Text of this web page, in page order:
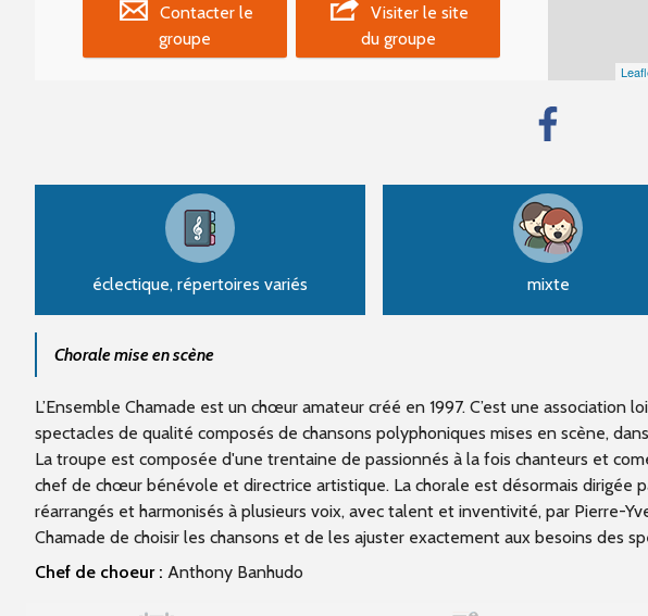
Contacter le
groupe
Visiter le site
du groupe
éclectique, répertoires variés mixte
Chorale mise en scène
L’Ensemble Chamade est un chœur amateur créé en 1997. C’est une association
spectacles de qualité composés de chansons polyphoniques mises en scène,
La troupe est composée d'une trentaine de passionnés à la fois chanteurs et
chef de chœur bénévole et directrice artistique. La chorale est désormais dirigée
réarrangés et harmonisés à plusieurs voix, avec talent et inventivité, par Pierre-
Chamade de choisir les chansons et de les ajuster exactement aux besoins des
Chef de choeur : Anthony Banhudo